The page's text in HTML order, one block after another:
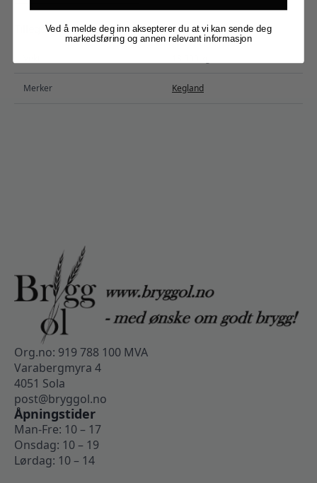
Tilleggsinformasjon
Merker Kegland
Org.no: 919 788 100 MVA
Varabergmyra 4
4051 Sola
post@bryggol.no
Åpningstider
Man-Fre: 10 – 17
Onsdag: 10 – 19
Lørdag: 10 – 14
Ved å melde deg inn aksepterer du at vi kan sende deg
markedsføring og annen relevant informasjon